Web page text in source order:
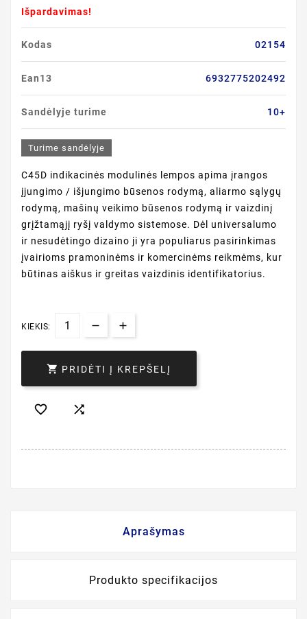
Išpardavimas!
Kodas 02154
Ean13 6932775202492
Sandėlyje turime 10+
Turime sandėlyje
C45D indikacinės modulinės lempos apima įrangos
įjungimo / išjungimo būsenos rodymą, aliarmo sąlygų
rodymą, mašinų veikimo būsenos rodymą ir vaizdinį
grįžtamąjį ryšį valdymo sistemose. Dėl universalumo
ir nesudėtingo dizaino ji yra populiarus pasirinkimas
įvairioms pramoninėms ir komercinėms reikmėms, kur
būtinas aiškus ir greitas vaizdinis identifikatorius.
KIEKIS:
 PRIDĖTI Į KREPŠELĮ
 
Aprašymas
Produkto specifikacijos